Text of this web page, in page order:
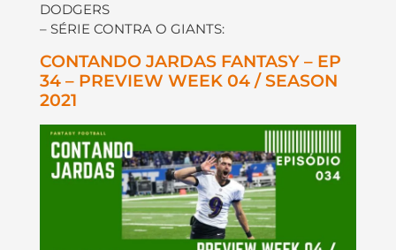
DODGERS
– SÉRIE CONTRA O GIANTS:
CONTANDO JARDAS FANTASY – EP
34 – PREVIEW WEEK 04 / SEASON
2021